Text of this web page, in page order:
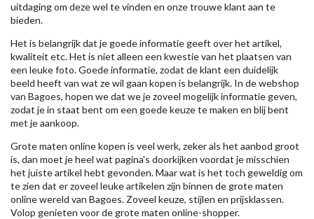
uitdaging om deze wel te vinden en onze trouwe klant aan te
bieden.
Het is belangrijk dat je goede informatie geeft over het artikel,
kwaliteit etc. Het is niet alleen een kwestie van het plaatsen van
een leuke foto. Goede informatie, zodat de klant een duidelijk
beeld heeft van wat ze wil gaan kopen is belangrijk. In de webshop
van Bagoes, hopen we dat we je zoveel mogelijk informatie geven,
zodat je in staat bent om een goede keuze te maken en blij bent
met je aankoop.
Grote maten online kopen is veel werk, zeker als het aanbod groot
is, dan moet je heel wat pagina's doorkijken voordat je misschien
het juiste artikel hebt gevonden. Maar wat is het toch geweldig om
te zien dat er zoveel leuke artikelen zijn binnen de grote maten
online wereld van Bagoes. Zoveel keuze, stijlen en prijsklassen.
Volop genieten voor de grote maten online-shopper.